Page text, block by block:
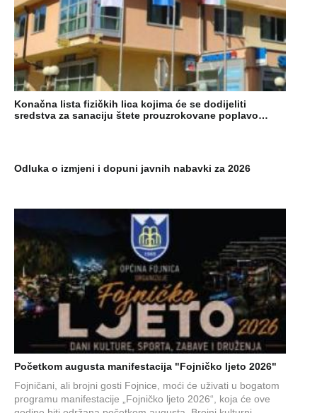
Konačna lista fizičkih lica kojima će se dodijeliti
sredstva za sanaciju štete prouzrokovane poplavo…
Odluka o izmjeni i dopuni javnih nabavki za 2026
Početkom augusta manifestacija "Fojničko ljeto 2026"
Fojničani, ali brojni gosti Fojnice, moći će uživati u bogatom
programu manifestacije „Fojničko ljeto 2026“, koja će ove